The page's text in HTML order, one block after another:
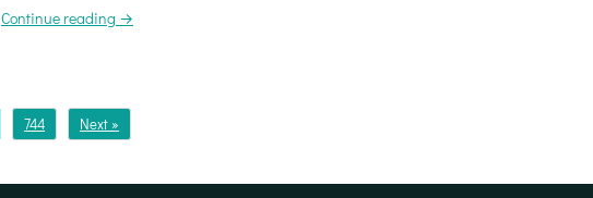
Continue reading →
744 Next »